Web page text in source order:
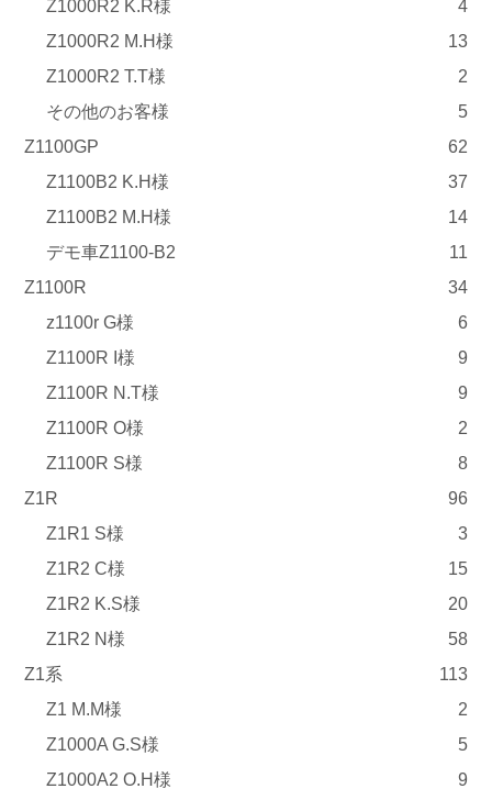
Z1000R2 K.R様
4
Z1000R2 M.H様
13
Z1000R2 T.T様
2
その他のお客様
5
Z1100GP
62
Z1100B2 K.H様
37
Z1100B2 M.H様
14
デモ車Z1100-B2
11
Z1100R
34
z1100r G様
6
Z1100R I様
9
Z1100R N.T様
9
Z1100R O様
2
Z1100R S様
8
Z1R
96
Z1R1 S様
3
Z1R2 C様
15
Z1R2 K.S様
20
Z1R2 N様
58
Z1系
113
Z1 M.M様
2
Z1000A G.S様
5
Z1000A2 O.H様
9